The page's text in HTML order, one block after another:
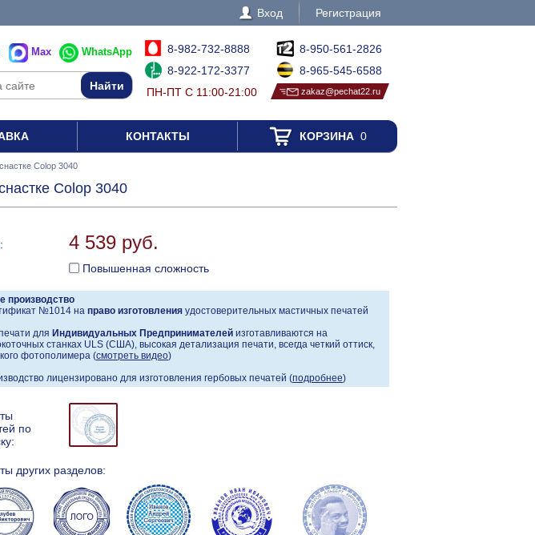
Вход Регистрация
Max WhatsApp
8-982-732-8888
8-922-172-3377
ПН-ПТ С 11:00-21:00
8-950-561-2826
8-965-545-6588
zakaz@pechat22.ru
КОНТАКТЫ КОРЗИНА0
Colop 3040
Colop 3040
4 539 руб.
Повышенная сложность
производство
№1014 на право изготовления удостоверительных мастичных печатей
для Индивидуальных Предпринимателей изготавливаются на
станках ULS (США), высокая детализация печати, всегда четкий оттиск,
фотополимера (смотреть видео)
лицензировано для изготовления гербовых печатей (подробнее)
по
других разделов: